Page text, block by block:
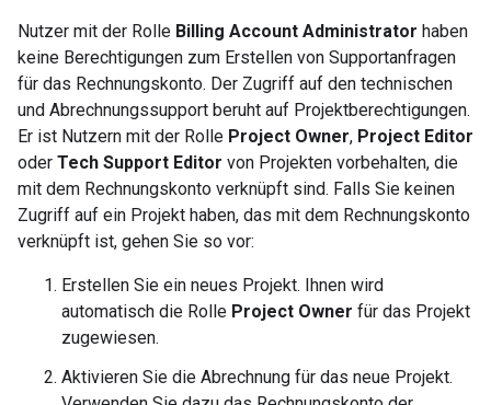
Nutzer mit der Rolle Billing Account Administrator haben
keine Berechtigungen zum Erstellen von Supportanfragen
für das Rechnungskonto. Der Zugriff auf den technischen
und Abrechnungssupport beruht auf Projektberechtigungen.
Er ist Nutzern mit der Rolle Project Owner, Project Editor
oder Tech Support Editor von Projekten vorbehalten, die
mit dem Rechnungskonto verknüpft sind. Falls Sie keinen
Zugriff auf ein Projekt haben, das mit dem Rechnungskonto
verknüpft ist, gehen Sie so vor:
Erstellen Sie ein neues Projekt. Ihnen wird
automatisch die Rolle Project Owner für das Projekt
zugewiesen.
Aktivieren Sie die Abrechnung für das neue Projekt.